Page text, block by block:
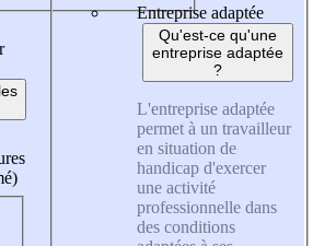
Entreprise adaptée
Qu'est-ce qu'une
entreprise adaptée
?
L'entreprise adaptée
permet à un travailleur
en situation de
handicap d'exercer
une activité
professionnelle dans
des conditions